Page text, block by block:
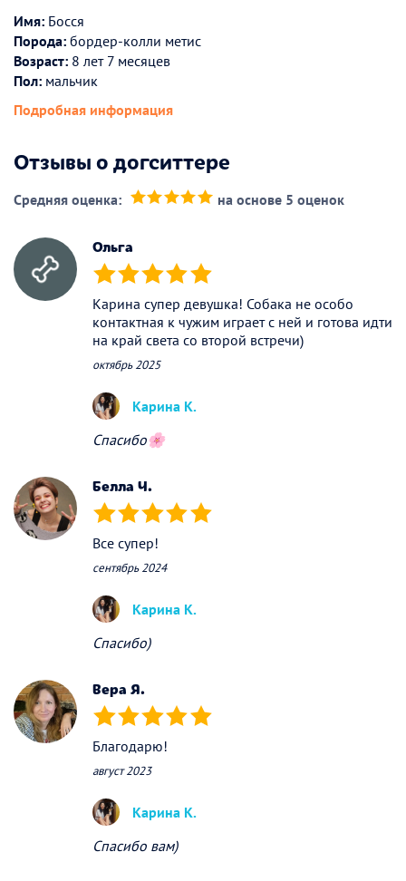
Имя: Босся
Порода: бордер-колли метис
Возраст: 8 лет 7 месяцев
Пол: мальчик
Подробная информация
Отзывы о догситтере
Средняя оценка: на основе 5 оценок
Ольга
(*) (*) (*) (*) (*)
Карина супер девушка! Собака не особо
контактная к чужим играет с ней и готова идти
на край света со второй встречи)
октябрь 2025
Карина К.
Спасибо🌸
Белла Ч.
(*) (*) (*) (*) (*)
Все супер!
сентябрь 2024
Карина К.
Спасибо)
Вера Я.
(*) (*) (*) (*) (*)
Благодарю!
август 2023
Карина К.
Спасибо вам)